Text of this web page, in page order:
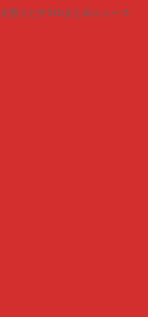
照りだす5chまとめニュース